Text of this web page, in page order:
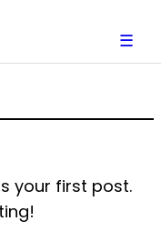
☰
Lipo
your first post.